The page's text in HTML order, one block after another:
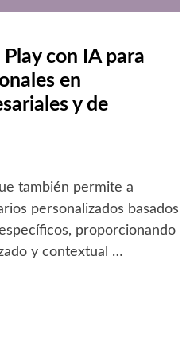
con IA para
en
y de
también permite a
personalizados basados
proporcionando
y contextual …